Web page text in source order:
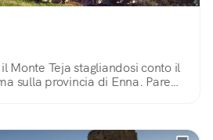
Monte Teja stagliandosi conto il
sulla provincia di Enna. Pare